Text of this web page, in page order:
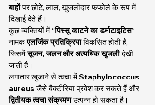
बाहों पर छोटे, लाल, खुजलीदार फफोले के रूप में
दिखाई देते हैं।
कुछ व्यक्तियों में “पिस्सू काटने का डर्माटाइटिस”
नामक एलर्जिक प्रतिक्रिया विकसित होती है,
जिसमें सूजन, जलन और अत्यधिक खुजली देखी
जाती है।
लगातार खुजाने से त्वचा में Staphylococcus
aureus जैसे बैक्टीरिया प्रवेश कर सकते हैं और
द्वितीयक त्वचा संक्रमण उत्पन्न हो सकता है।